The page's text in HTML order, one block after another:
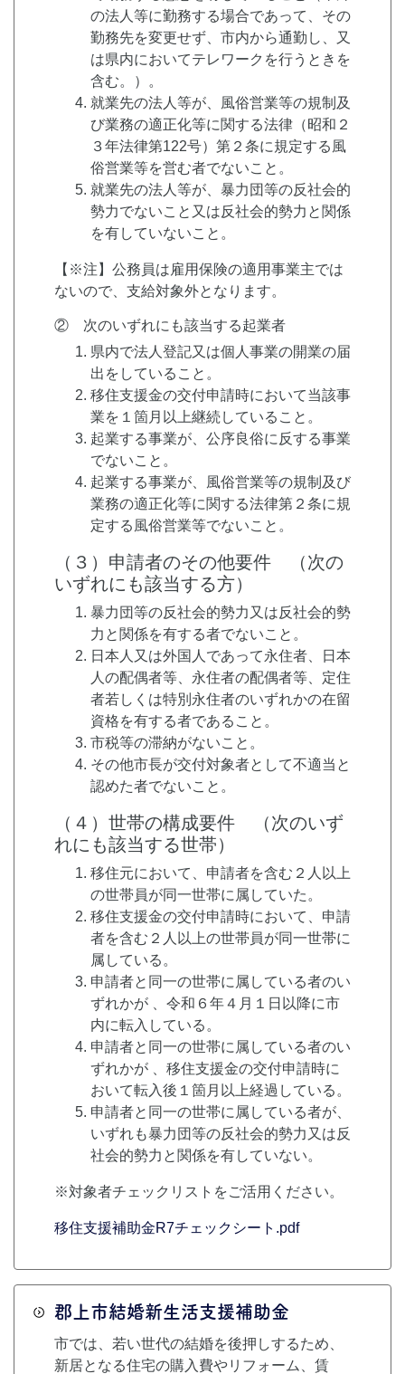
の法人等に勤務する場合であって、その
勤務先を変更せず、市内から通勤し、又
は県内においてテレワークを行うときを
含む。）。
就業先の法人等が、風俗営業等の規制及
び業務の適正化等に関する法律（昭和２
３年法律第122号）第２条に規定する風
俗営業等を営む者でないこと。
就業先の法人等が、暴力団等の反社会的
勢力でないこと又は反社会的勢力と関係
を有していないこと。
【※注】公務員は雇用保険の適用事業主では
ないので、支給対象外となります。
② 次のいずれにも該当する起業者
県内で法人登記又は個人事業の開業の届
出をしていること。
移住支援金の交付申請時において当該事
業を１箇月以上継続していること。
起業する事業が、公序良俗に反する事業
でないこと。
起業する事業が、風俗営業等の規制及び
業務の適正化等に関する法律第２条に規
定する風俗営業等でないこと。
（３）申請者のその他要件 （次の
いずれにも該当する方）
暴力団等の反社会的勢力又は反社会的勢
力と関係を有する者でないこと。
日本人又は外国人であって永住者、日本
人の配偶者等、永住者の配偶者等、定住
者若しくは特別永住者のいずれかの在留
資格を有する者であること。
市税等の滞納がないこと。
その他市長が交付対象者として不適当と
認めた者でないこと。
（４）世帯の構成要件 （次のいず
れにも該当する世帯）
移住元において、申請者を含む２人以上
の世帯員が同一世帯に属していた。
移住支援金の交付申請時において、申請
者を含む２人以上の世帯員が同一世帯に
属している。
申請者と同一の世帯に属している者のい
ずれかが 、令和６年４月１日以降に市
内に転入している。
申請者と同一の世帯に属している者のい
ずれかが 、移住支援金の交付申請時に
おいて転入後１箇月以上経過している。
申請者と同一の世帯に属している者が、
いずれも暴力団等の反社会的勢力又は反
社会的勢力と関係を有していない。
※対象者チェックリストをご活用ください。
移住支援補助金R7チェックシート.pdf
郡上市結婚新生活支援補助金
市では、若い世代の結婚を後押しするため、
新居となる住宅の購入費やリフォーム、賃